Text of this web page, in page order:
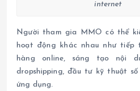
internet
Người tham gia MMO có thể
hoạt động khác nhau như tiếp
hàng online, sáng tạo nội
dropshipping, đầu tư kỹ thuật
ứng dụng.